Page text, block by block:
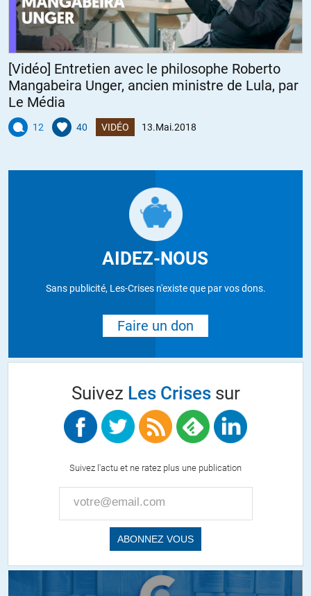
[Vidéo] Entretien avec le philosophe Roberto
Mangabeira Unger, ancien ministre de Lula, par
Le Média
12 40 VIDÉO 13.Mai.2018
AIDEZ-NOUS
Sans publicité, Les-Crises n'existe que par vos dons.
Faire un don
Suivez Les Crisessur
Suivez l'actu et ne ratez plus une publication